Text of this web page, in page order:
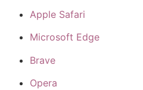
Apple Safari
Microsoft Edge
Brave
Opera